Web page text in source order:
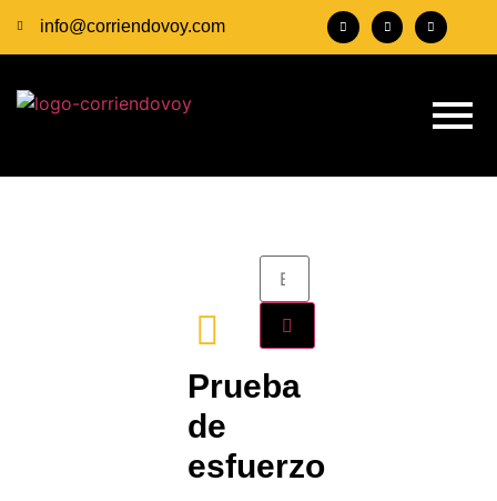
info@corriendovoy.com
Prueba
de
esfuerzo